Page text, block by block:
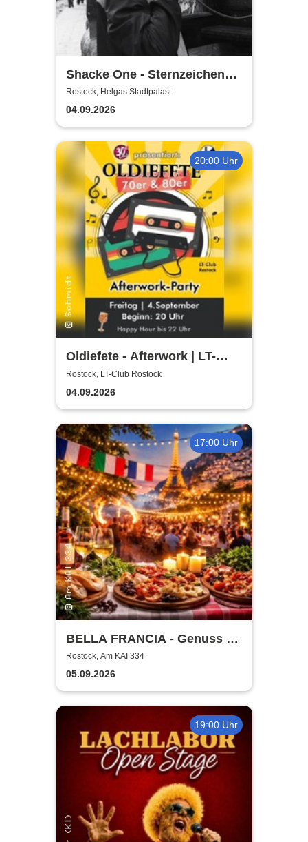
Shacke One - Sternzeichen
Boss Tour
Rostock, Helgas Stadtpalast
04.09.2026
20:00 Uhr
Oldiefete - Afterwork | LT-
Club Rostock
Rostock, LT-Club Rostock
04.09.2026
17:00 Uhr
BELLA FRANCIA - Genuss &
Kultur Rostock
Rostock, Am KAI 334
05.09.2026
19:00 Uhr